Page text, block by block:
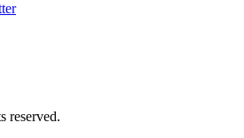
reserved.